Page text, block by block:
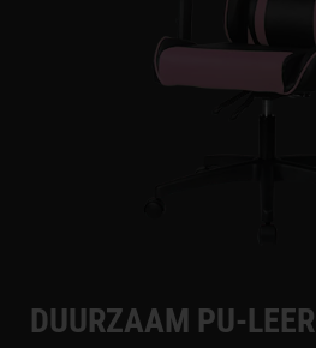
DUURZAAM PU-LEER